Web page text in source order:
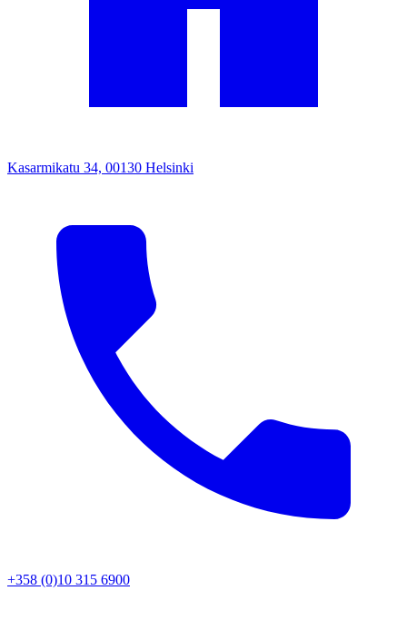
Kasarmikatu 34, 00130 Helsinki
+358 (0)10 315 6900